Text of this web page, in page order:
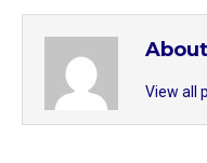
View all